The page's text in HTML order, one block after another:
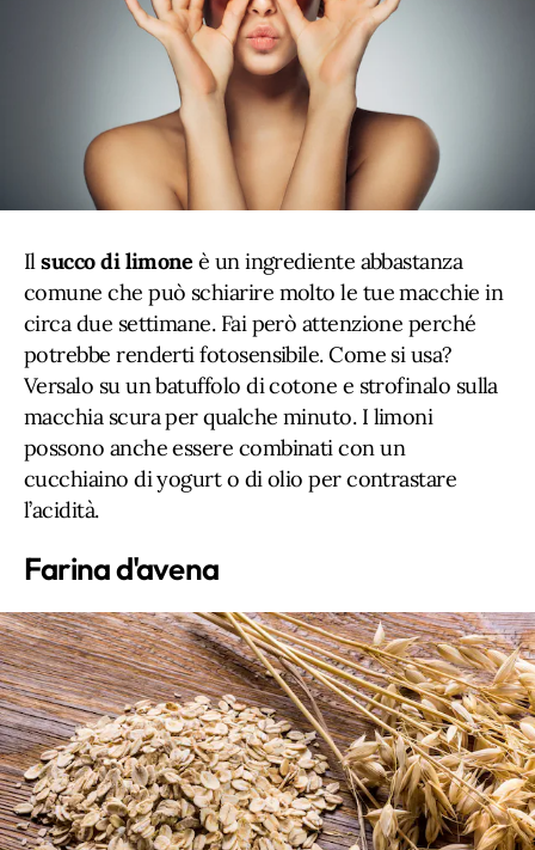
Ilsucco di limone è un ingrediente abbastanza
comune che può schiarire molto le tue macchie in
circa due settimane. Fai però attenzione perché
potrebbe renderti fotosensibile. Come si usa?
Versalo su un batuffolo di cotone e strofinalo sulla
macchia scura per qualche minuto. I limoni
possono anche essere combinati con un
cucchiaino di yogurt o di olio per contrastare
l’acidità.
Farina d'avena